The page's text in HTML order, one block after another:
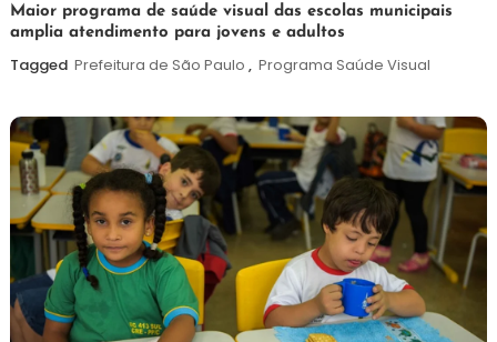
7
de
agosto
Maurilio
Maior programa de saúde visual das escolas municipais
amplia atendimento para jovens e adultos
Tagged Prefeitura de São Paulo , Programa Saúde Visual